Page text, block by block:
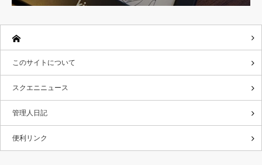
このサイトについて
スクエニニュース
管理人日記
便利リンク